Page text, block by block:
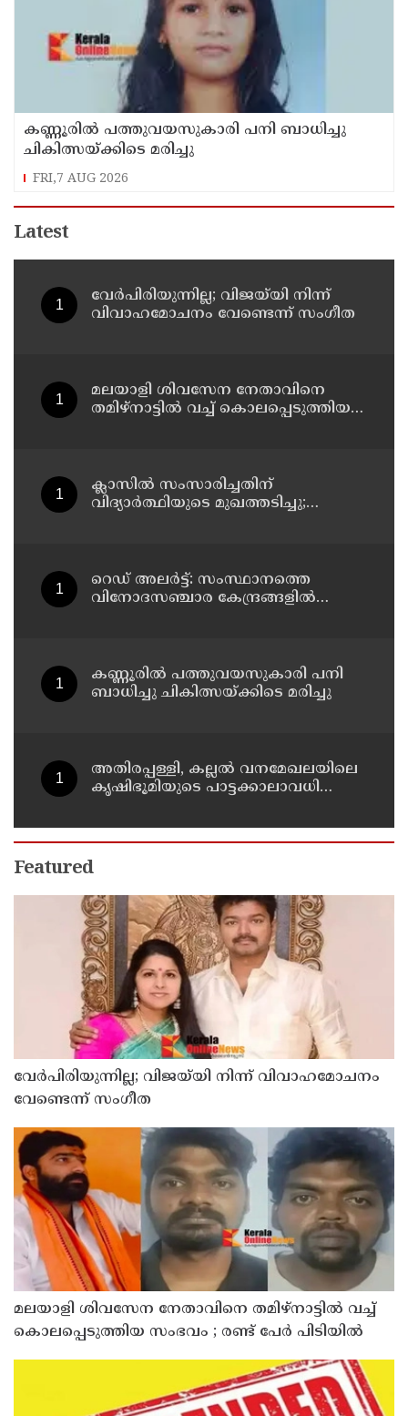
കണ്ണൂരിൽ പത്തുവയസുകാരി പനി ബാധിച്ചു
ചികിത്സയ്ക്കിടെ മരിച്ചു
FRI,7 AUG 2026
Latest
വേർപിരിയുന്നില്ല; വിജയ്‍യി നിന്ന്
വിവാഹമോചനം വേണ്ടെന്ന് സംഗീത
മലയാളി ശിവസേന നേതാവിനെ
തമിഴ്നാട്ടിൽ വച്ച് കൊലപ്പെടുത്തിയ
ക്ലാസിൽ സംസാരിച്ചതിന്
വിദ്യാര്‍ത്ഥിയുടെ മുഖത്തടിച്ചു;
റെഡ് അലർട്ട്: സംസ്ഥാനത്തെ
വിനോദസഞ്ചാര കേന്ദ്രങ്ങളിൽ
കണ്ണൂരിൽ പത്തുവയസുകാരി പനി
ബാധിച്ചു ചികിത്സയ്ക്കിടെ മരിച്ചു
അതിരപ്പള്ളി, കല്ലൽ വനമേഖലയിലെ
കൃഷിഭൂമിയുടെ പാട്ടക്കാലാവധി
നടത്താനാകില്ലെന്ന് ഹൈക്കോടതി
Featured
വേർപിരിയുന്നില്ല; വിജയ്‍യി നിന്ന് വിവാഹമോചനം
വേണ്ടെന്ന് സംഗീത
മലയാളി ശിവസേന നേതാവിനെ തമിഴ്നാട്ടിൽ വച്ച്
കൊലപ്പെടുത്തിയ സംഭവം ; രണ്ട് പേർ പിടിയിൽ